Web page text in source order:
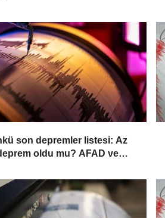
son depremler listesi: Az
oldu mu? AFAD ve